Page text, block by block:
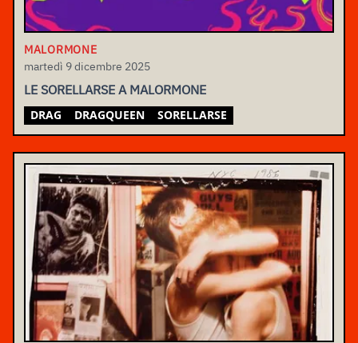
MALORMONE
martedì 9 dicembre 2025
LE SORELLARSE A MALORMONE
DRAG DRAGQUEEN SORELLARSE